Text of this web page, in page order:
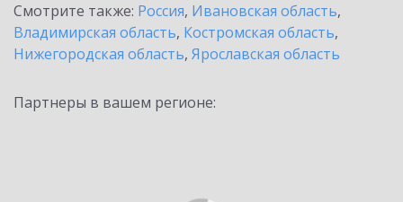
Смотрите также: Россия, Ивановская область,
Владимирская область, Костромская область,
Нижегородская область, Ярославская область
Партнеры в вашем регионе: